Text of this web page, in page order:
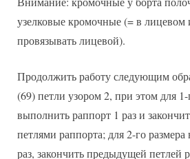
узелковые кромочные (= в лицевом
провязывать лицевой).
Продолжить работу следующим
(69) петли узором 2, при этом для 1-
выполнить раппорт 1 раз и
петлями раппорта; для 2-го
раз, закончить предыдущей петлей